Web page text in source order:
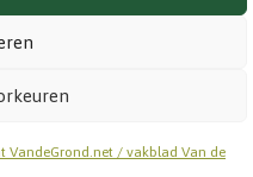
VandeGrond.net / vakblad Van de